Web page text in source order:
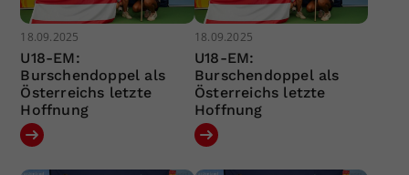
18.09.2025
U18-EM:
Burschendoppel als
Österreichs letzte
Hoffnung
18.09.2025
U18-EM:
Burschendoppel als
Österreichs letzte
Hoffnung